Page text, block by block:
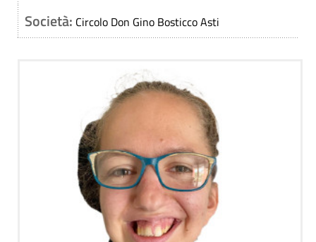
Società: Circolo Don Gino Bosticco Asti